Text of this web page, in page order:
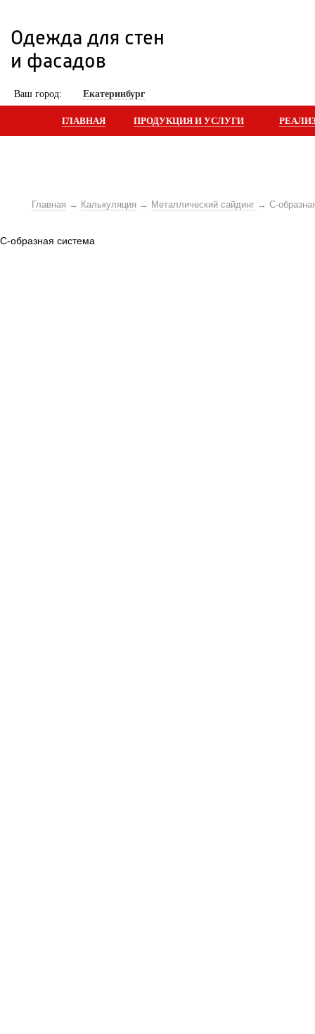
Одежда для стен
и фасадов
Ваш город: Екатеринбург
ГЛАВНАЯ ПРОДУКЦИЯ И УСЛУГИ
Главная Калькуляция Металлический сайдинг С-
С-образная система